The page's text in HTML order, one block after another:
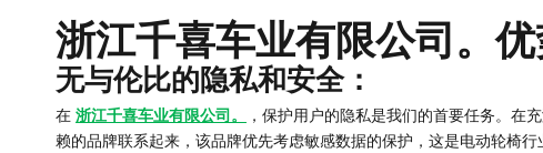
浙江千喜车业有限公司。优
无与伦比的隐私和安全：
在 浙江千喜车业有限公司。
，保护用户的隐私是我们的首要任务。在
赖的品牌联系起来，该品牌优先考虑敏感数据的保护，这是电动轮椅行